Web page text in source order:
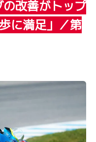
改善がトップ
に満足」／第